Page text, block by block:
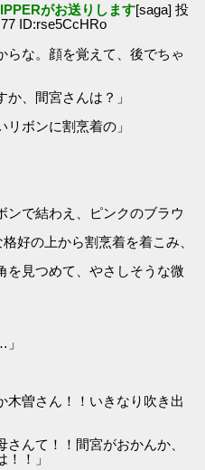
がお送りします[saga] 投
ID:rse5CcHRo
らな。顔を覚えて、後でちゃ
、間宮さんは？」
ボンに割烹着の」
ンで結わえ、ピンクのブラウ
上から割烹着を着こみ、
つめて、やさしそうな微
木曽さん！！いきなり吹き出
んて！！間宮がおかんか、
！」